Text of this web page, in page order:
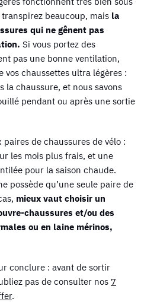
beaucoup, mais la
qui ne gênent pas
Si vous portez des
pas une bonne ventilation,
chaussettes ultra légères :
la chaussure, et nous savons
pendant ou après une sortie
paires de chaussures de vélo :
les mois plus frais, et une
pour la saison chaude.
possède qu’une seule paire de
mieux vaut choisir un
chaussures et/ou des
ou en laine mérinos,
conclure : avant de sortir
pas de consulter nos 7
.